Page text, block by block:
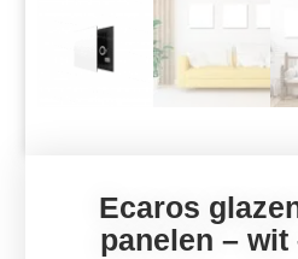
Ecaros
panelen – wit